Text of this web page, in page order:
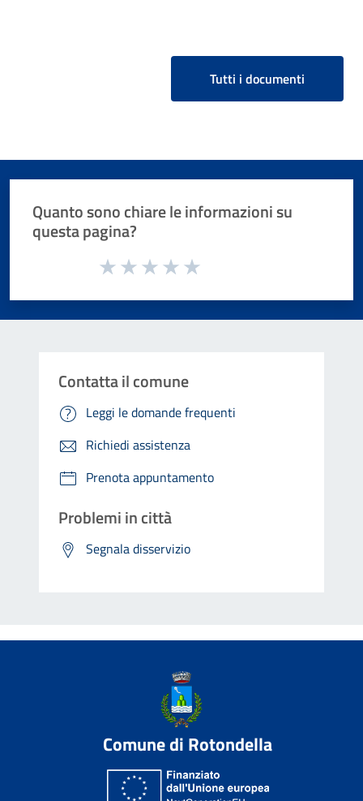
Tutti i documenti
Quanto sono chiare le informazioni su
questa pagina?
Valuta da 1 a 5 stelle la pagina
Contatta il comune
Leggi le domande frequenti
Richiedi assistenza
Prenota appuntamento
Problemi in città
Segnala disservizio
Comune di Rotondella